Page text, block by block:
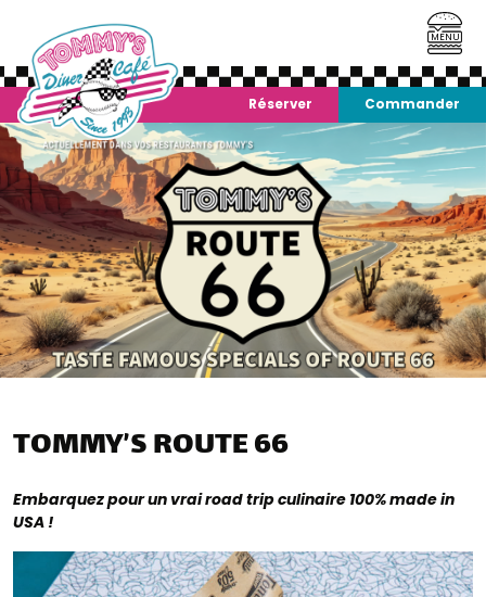
MENU
Réserver Commander
TOMMY’S ROUTE 66
Embarquez pour un vrai road trip culinaire 100% made in
USA !